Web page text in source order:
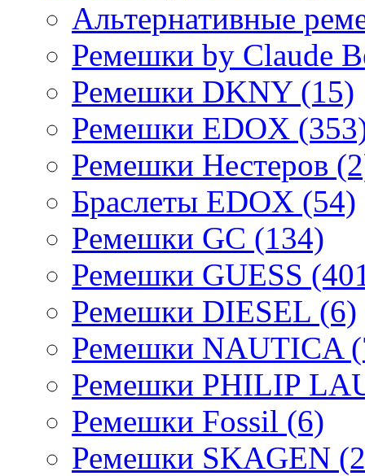
Альтернативные
Ремешки by Claude
Ремешки DKNY (15)
Ремешки EDOX
Ремешки Нестеров
Браслеты EDOX (54)
Ремешки GC (134)
Ремешки GUESS
Ремешки DIESEL (6)
Ремешки NAUTICA
Ремешки PHILIP
Ремешки Fossil (6)
Ремешки SKAGEN